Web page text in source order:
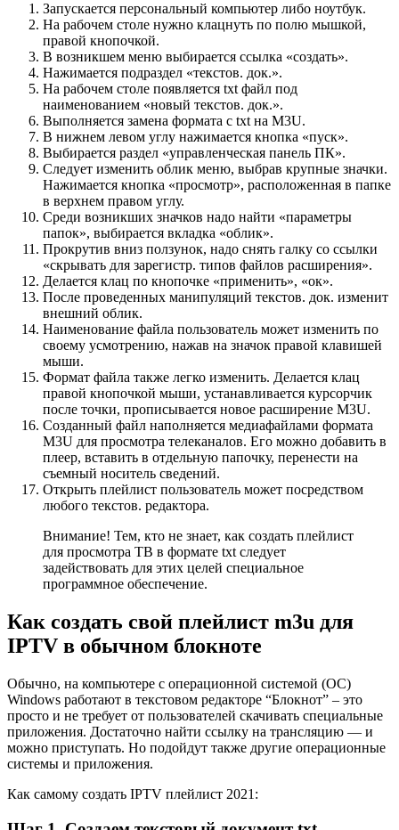
Запускается персональный компьютер либо ноутбук.
На рабочем столе нужно клацнуть по полю мышкой,
правой кнопочкой.
В возникшем меню выбирается ссылка «создать».
Нажимается подраздел «текстов. док.».
На рабочем столе появляется txt файл под
наименованием «новый текстов. док.».
Выполняется замена формата с txt на M3U.
В нижнем левом углу нажимается кнопка «пуск».
Выбирается раздел «управленческая панель ПК».
Следует изменить облик меню, выбрав крупные значки.
Нажимается кнопка «просмотр», расположенная в папке
в верхнем правом углу.
Среди возникших значков надо найти «параметры
папок», выбирается вкладка «облик».
Прокрутив вниз ползунок, надо снять галку со ссылки
«скрывать для зарегистр. типов файлов расширения».
Делается клац по кнопочке «применить», «ок».
После проведенных манипуляций текстов. док. изменит
внешний облик.
Наименование файла пользователь может изменить по
своему усмотрению, нажав на значок правой клавишей
мыши.
Формат файла также легко изменить. Делается клац
правой кнопочкой мыши, устанавливается курсорчик
после точки, прописывается новое расширение M3U.
Созданный файл наполняется медиафайлами формата
M3U для просмотра телеканалов. Его можно добавить в
плеер, вставить в отдельную папочку, перенести на
съемный носитель сведений.
Открыть плейлист пользователь может посредством
любого текстов. редактора.
Внимание! Тем, кто не знает, как создать плейлист
для просмотра ТВ в формате txt следует
задействовать для этих целей специальное
программное обеспечение.
Как создать свой плейлист m3u для
IPTV в обычном блокноте
Обычно, на компьютере с операционной системой (ОС)
Windows работают в текстовом редакторе “Блокнот” – это
просто и не требует от пользователей скачивать специальные
приложения. Достаточно найти ссылку на трансляцию — и
можно приступать. Но подойдут также другие операционные
системы и приложения.
Как самому создать IPTV плейлист 2021: